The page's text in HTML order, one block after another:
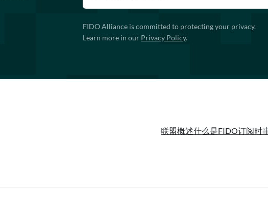
FIDO Alliance is committed to protecting your privacy.
Learn more in our Privacy Policy.
联盟概述什么是FIDO订阅时